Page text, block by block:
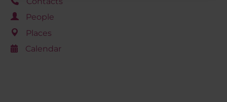
raccolto dal tuo utilizzo dei loro servizi.
People
Places
Calendar